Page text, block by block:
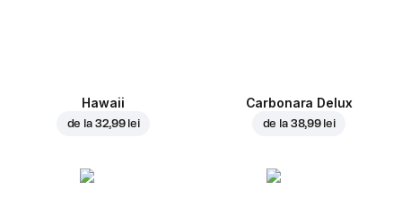
Hawaii
de la 32,99 lei
Carbonara Delux
de la 38,99 lei